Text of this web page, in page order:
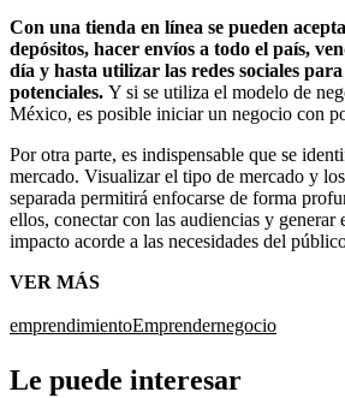
Con una tienda en línea se pueden
depósitos, hacer envíos a todo el país,
día y hasta utilizar las redes sociales
potenciales. Y si se utiliza el modelo de
México, es posible iniciar un negocio con
Por otra parte, es indispensable que se
mercado. Visualizar el tipo de mercado y
separada permitirá enfocarse de forma
ellos, conectar con las audiencias y generar
impacto acorde a las necesidades del
VER MÁS
emprendimientoEmprendernegocio
Le puede interesar